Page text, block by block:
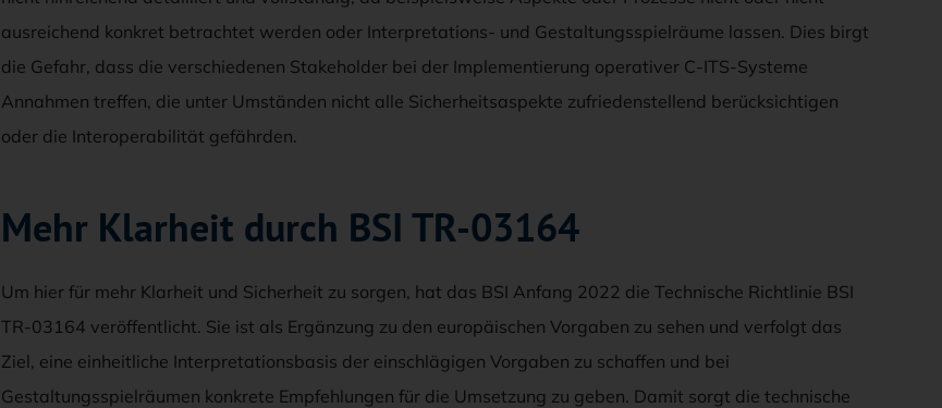
ausreichend konkret betrachtet werden oder Interpretations- und Gestaltungsspielräume lassen. Dies birgt
die Gefahr, dass die verschiedenen Stakeholder bei der Implementierung operativer C-ITS-Systeme
Annahmen treffen, die unter Umständen nicht alle Sicherheitsaspekte zufriedenstellend berücksichtigen
oder die Interoperabilität gefährden.
Mehr Klarheit durch BSI TR-03164
Um hier für mehr Klarheit und Sicherheit zu sorgen, hat das BSI Anfang 2022 die Technische Richtlinie BSI
TR-03164 veröffentlicht. Sie ist als Ergänzung zu den europäischen Vorgaben zu sehen und verfolgt das
Ziel, eine einheitliche Interpretationsbasis der einschlägigen Vorgaben zu schaffen und bei
Gestaltungsspielräumen konkrete Empfehlungen für die Umsetzung zu geben. Damit sorgt die technische